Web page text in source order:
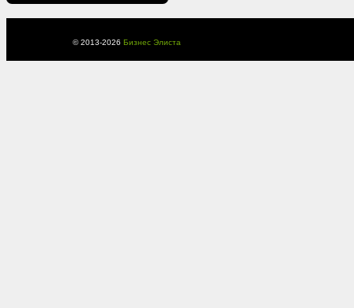
© 2013-2026 Бизнес Элиста